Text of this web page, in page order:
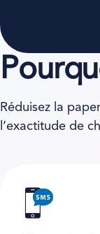
Réduisez la
l’exactitude de